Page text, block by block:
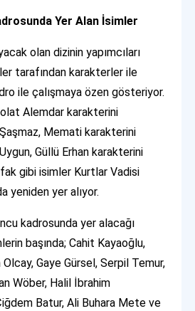
Yer Alan İsimler
olan dizinin yapımcıları
tarafından karakterler ile
ile çalışmaya özen gösteriyor.
Alemdar karakterini
Memati karakterini
Güllü Erhan karakterini
gibi isimler Kurtlar Vadisi
yeniden yer alıyor.
kadrosunda yer alacağı
başında; Cahit Kayaoğlu,
Gaye Gürsel, Serpil Temur,
Wöber, Halil İbrahim
Batur, Ali Buhara Mete ve